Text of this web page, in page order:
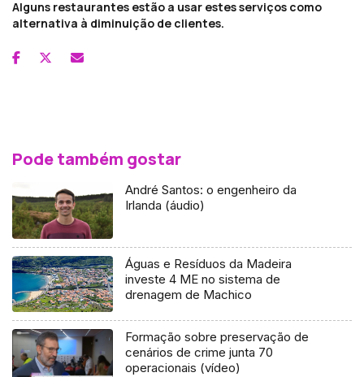
Alguns restaurantes estão a usar estes serviços como
alternativa à diminuição de clientes.
Pode também gostar
André Santos: o engenheiro da
Irlanda (áudio)
Águas e Resíduos da Madeira
investe 4 ME no sistema de
drenagem de Machico
Formação sobre preservação de
cenários de crime junta 70
operacionais (vídeo)